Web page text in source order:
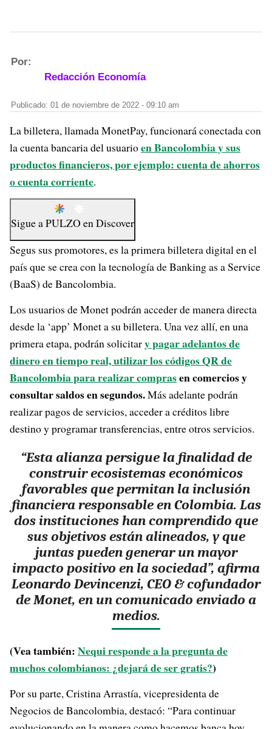
Por:
Redacción Economía
Publicado: 01 de noviembre de 2022 - 09:10 am
La billetera, llamada MonetPay, funcionará conectada con
la cuenta bancaria del usuarioen Bancolombia y sus
productos financieros, por ejemplo: cuenta de ahorros
o cuenta corriente.
Sigue aPULZO enDiscover
Segus sus promotores, es la primera billetera digital en el
país que se crea con la tecnología de Banking as a Service
(BaaS) de Bancolombia.
Los usuarios de Monet podrán acceder de manera directa
desde la ‘app’ Monet a su billetera. Una vez allí, en una
primera etapa, podrán solicitary pagar adelantos de
dinero en tiempo real, utilizarlos códigos QR de
Bancolombia para realizar comprasen comercios y
consultar saldos en segundos.Más adelante podrán
realizar pagos de servicios, acceder a créditos libre
destino y programar transferencias, entre otros servicios.
“Esta alianza persigue la finalidad de
construir ecosistemas económicos
favorables que permitan la inclusión
financiera responsable en Colombia. Las
dos instituciones han comprendido que
susobjetivos están alineados, y que
juntas pueden generar un mayor
impacto positivo en la sociedad”, afirma
Leonardo Devincenzi, CEO & cofundador
de Monet, en un comunicado enviado a
medios.
(Vea también:Nequi responde a la pregunta de
muchos colombianos: ¿dejará de ser gratis?)
Por su parte, Cristina Arrastía, vicepresidenta de
Negocios de Bancolombia, destacó: “Para continuar